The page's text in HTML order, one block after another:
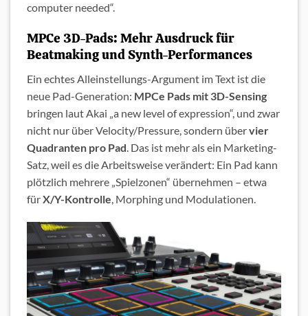
computer needed“.
MPCe 3D-Pads: Mehr Ausdruck für
Beatmaking und Synth-Performances
Ein echtes Alleinstellungs-Argument im Text ist die
neue Pad-Generation: MPCe Pads mit 3D-Sensing
bringen laut Akai „a new level of expression“, und zwar
nicht nur über Velocity/Pressure, sondern übervier
Quadranten pro Pad. Das ist mehr als ein Marketing-
Satz, weil es die Arbeitsweise verändert: Ein Pad kann
plötzlich mehrere „Spielzonen“ übernehmen – etwa
fürX/Y-Kontrolle, Morphing und Modulationen.